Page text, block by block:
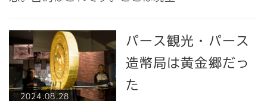
2024.08.28
パース観光・パース
造幣局は黄金郷だっ
た